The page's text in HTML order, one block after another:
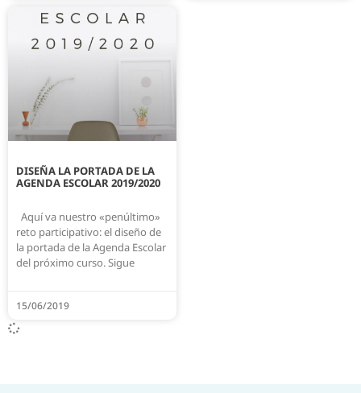
DISEÑA LA PORTADA DE LA
AGENDA ESCOLAR 2019/2020
Aquí va nuestro «penúltimo»
reto participativo: el diseño de
la portada de la Agenda Escolar
del próximo curso. Sigue
15/06/2019